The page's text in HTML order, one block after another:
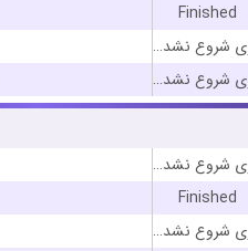
Finished
بازی شروع نشده است
بازی شروع نشده است
بازی شروع نشده است
Finished
بازی شروع نشده است